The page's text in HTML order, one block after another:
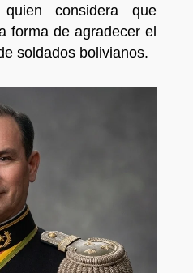
considera que
forma de agradecer el
soldados bolivianos.